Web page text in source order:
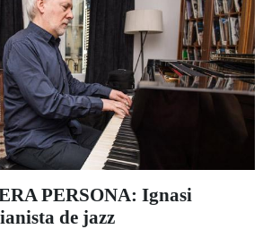
sociales y la inclusión de las
cuales sean sus capacidades hayan
impensables hasta no hace
PERSONA: Ignasi
de jazz